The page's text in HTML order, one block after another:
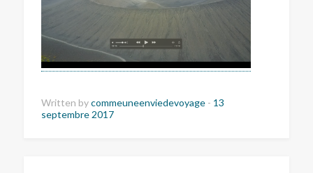
Written bycommeuneenviedevoyage - 13
septembre 2017